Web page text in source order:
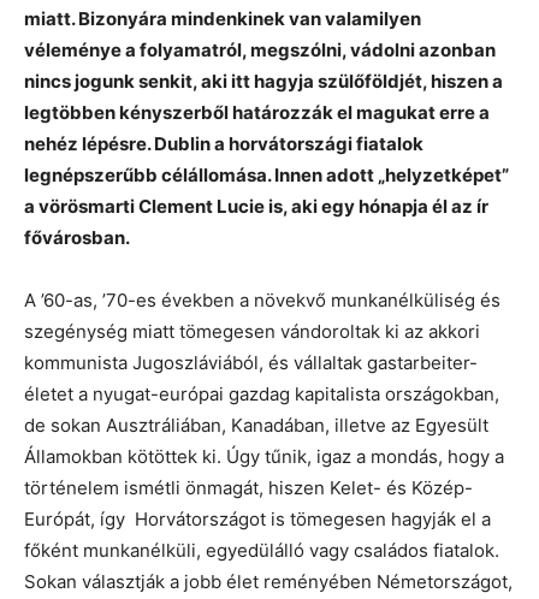
miatt. Bizonyára mindenkinek van valamilyen
véleménye a folyamatról, megszólni, vádolni azonban
nincs jogunk senkit, aki itt hagyja szülőföldjét, hiszen a
legtöbben kényszerből határozzák el magukat erre a
nehéz lépésre. Dublin a horvátországi fiatalok
legnépszerűbb célállomása. Innen adott „helyzetképet”
a vörösmarti Clement Lucie is, aki egy hónapja él az ír
fővárosban.
A ’60-as, ’70-es években a növekvő munkanélküliség és
szegénység miatt tömegesen vándoroltak ki az akkori
kommunista Jugoszláviából, és vállaltak gastarbeiter-
életet a nyugat-európai gazdag kapitalista országokban,
de sokan Ausztráliában, Kanadában, illetve az Egyesült
Államokban kötöttek ki. Úgy tűnik, igaz a mondás, hogy a
történelem ismétli önmagát, hiszen Kelet- és Közép-
Európát, így Horvátországot is tömegesen hagyják el a
főként munkanélküli, egyedülálló vagy családos fiatalok.
Sokan választják a jobb élet reményében Németországot,